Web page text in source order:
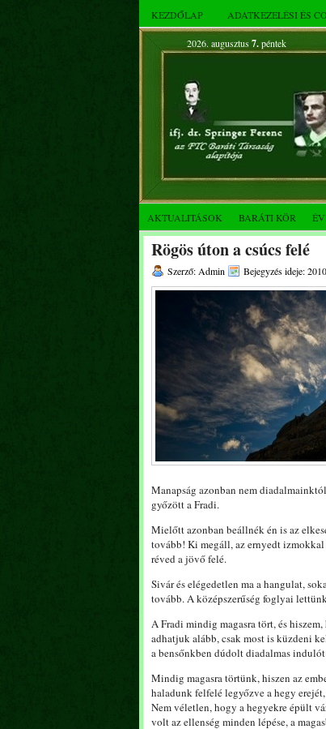
KEZDŐLAP ADATKEZELÉSI ÉS
2026. augusztus 7.péntek
AKTUALITÁSOK BARÁTI KÖR
Rögös úton a csúcs felé
Szerző: Admin Bejegyzés ideje:
Manapság azonban nem
győzött a Fradi.
Mielőtt azonban beállnék én is az
tovább! Ki megáll, az ernyedt
réved a jövő felé.
Sivár és elégedetlen ma a hangulat,
tovább. A középszerűség foglyai
A Fradi mindig magasra tört, és
adhatjuk alább, csak most is küzdeni
a bensőnkben dúdolt diadalmas
Mindig magasra törtünk, hiszen az
haladunk felfelé legyőzve a hegy
Nem véletlen, hogy a hegyekre épült
volt az ellenség minden lépése, a